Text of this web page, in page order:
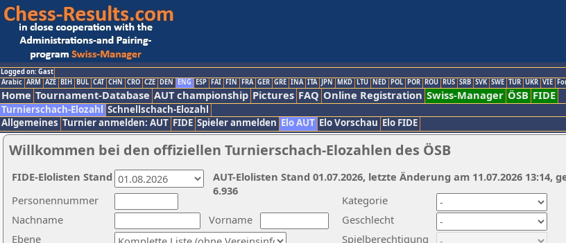
Logged on: Gast
Arabic ARM AZE BIH BUL CAT CHN CRO CZE DEN ENG ESP FAI FIN FRA GER GRE INA ITA JPN MKD LTU NED POL POR ROU RUS SRB SVK SWE TUR UKR VIE
Home Tournament-Database AUT championship Pictures FAQ Online Registration Swiss-Manager ÖSB FIDE
Turnierschach-Elozahl Schnellschach-Elozahl
Allgemeines Turnier anmelden: AUT FIDE Spieler anmelden Elo AUT Elo Vorschau Elo FIDE
Willkommen bei den offiziellen Turnierschach-Elozahlen des ÖSB
Nachname
Vorname
Ebene
Kategorie
Personennummer
Geschlecht
Spielberechtigung
AUT-Elolisten Stand 01.07.2026, letzte Änderung am 11.07.2026 13:14,
6.936
FIDE-Elolisten Stand